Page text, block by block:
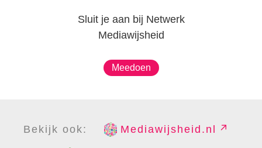
Sluit je aan bij Netwerk
Mediawijsheid
Meedoen
Bekijk ook: Mediawijsheid.nl